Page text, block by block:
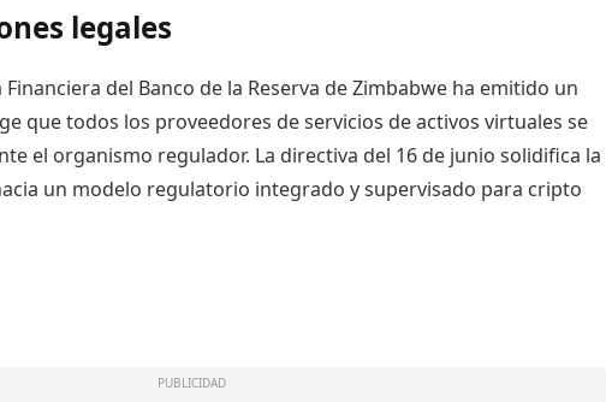
legales
del Banco de la Reserva de Zimbabwe ha emitido un
que todos los proveedores de servicios de activos virtuales se
el organismo regulador. La directiva del 16 de junio solidifica la
un modelo regulatorio integrado y supervisado para cripto